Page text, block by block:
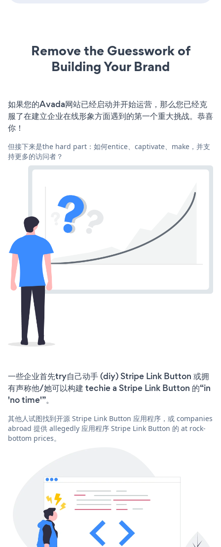
Remove the Guesswork of
Building Your Brand
如果您的Avada网站已经启动并开始运营，那么您已经克
服了在建立企业在线形象方面遇到的第一个重大挑战。恭喜
你！
但接下来是the hard part：如何entice、captivate、make，并支
持更多的访问者？
一些企业首先try自己动手 (diy) Stripe Link Button 或拥
有声称他/她可以构建 techie a Stripe Link Button 的“in
'no time'”。
其他人试图找到开源 Stripe Link Button 应用程序，或 companies
abroad 提供 allegedly 应用程序 Stripe Link Button 的 at rock-
bottom prices。